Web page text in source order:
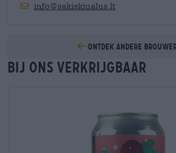
info@sakiskiualus.lt
Ontdek andere
Bij ons verkrijgbaar